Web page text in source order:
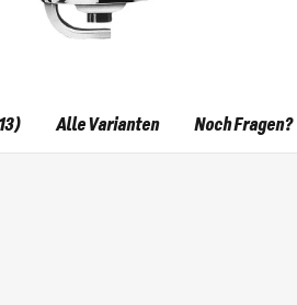
Alle Varianten Noch Fragen?